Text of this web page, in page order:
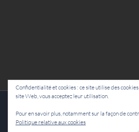
Confidentialité et cookies : ce site utilise des
site Web, vous acceptez leur utilisation.
Pour en savoir plus, notamment sur la façon de
Politique relative aux cookies